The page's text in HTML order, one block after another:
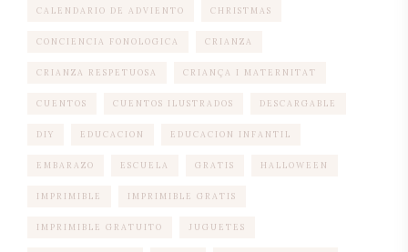
CALENDARIO DE ADVIENTO CHRISTMAS
CONCIENCIA FONOLOGICA CRIANZA
CRIANZA RESPETUOSA CRIANÇA I MATERNITAT
CUENTOS CUENTOS ILUSTRADOS DESCARGABLE
DIY EDUCACION EDUCACION INFANTIL
EMBARAZO ESCUELA GRATIS HALLOWEEN
IMPRIMIBLE IMPRIMIBLE GRATIS
IMPRIMIBLE GRATUITO JUGUETES